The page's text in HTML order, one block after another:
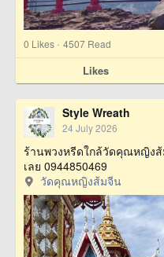
0 Likes · 4507 Read
Likes
Style Wreath
24 July 2026
ร้านพวงหรีดใกล้วัดคุณหญิง
เลย 0944850469
วัดคุณหญิงส้มจีน